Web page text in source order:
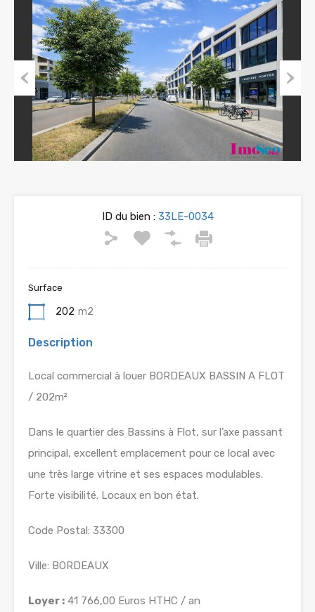
Previous Next
ID du bien :33LE-0034
Surface
202 m2
Description
Local commercial à louer BORDEAUX BASSIN A FLOT
/ 202m²
Dans le quartier des Bassins à Flot, sur l’axe passant
principal, excellent emplacement pour ce local avec
une très large vitrine et ses espaces modulables.
Forte visibilité. Locaux en bon état.
Code Postal: 33300
Ville: BORDEAUX
Loyer : 41 766,00 Euros HTHC / an